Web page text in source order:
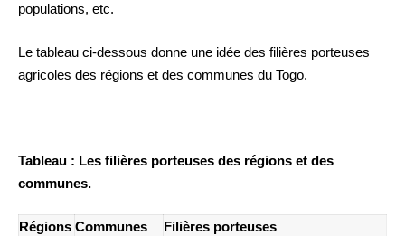
populations, etc.
Le tableau ci-dessous donne une idée des filières porteuses
agricoles des régions et des communes du Togo.
Tableau : Les filières porteuses des régions et des
communes.
Régions Communes
Filières porteuses